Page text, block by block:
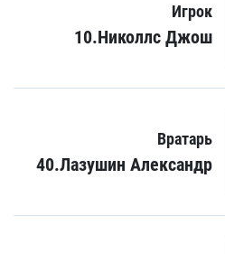
Игрок
10.Николлс Джош
Вратарь
40.Лазушин Александр